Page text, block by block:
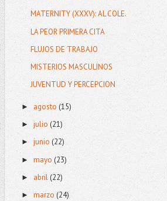
MATERNITY (XXXV): AL COLE.
LA PEOR PRIMERA CITA
FLUJOS DE TRABAJO
MISTERIOS MASCULINOS
JUVENTUD Y PERCEPCION
► agosto (15)
► julio (21)
► junio (22)
► mayo (23)
► abril (22)
► marzo (24)